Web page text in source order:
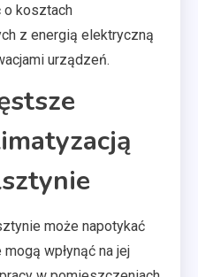
o kosztach
z energią elektryczną
urządzeń.
może napotykać
wpłynąć na jej